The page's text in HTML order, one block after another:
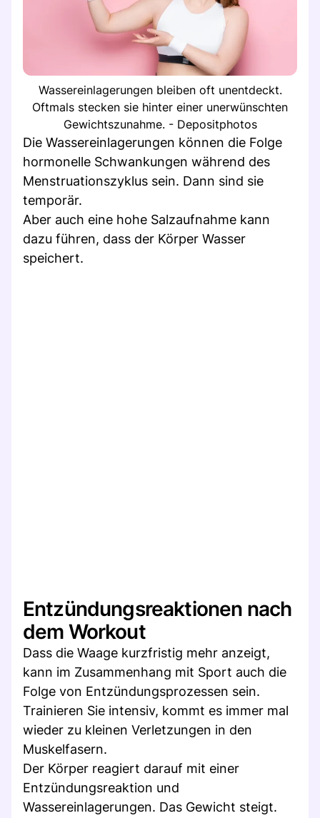
Wassereinlagerungen bleiben oft unentdeckt.
Oftmals stecken sie hinter einer unerwünschten
Gewichtszunahme. - Depositphotos
Die Wassereinlagerungen können die Folge
hormonelle Schwankungen während des
Menstruationszyklus sein. Dann sind sie
temporär.
Aber auch eine hohe Salzaufnahme kann
dazu führen, dass der Körper Wasser
speichert.
Entzündungsreaktionen nach
dem Workout
Dass die Waage kurzfristig mehr anzeigt,
kann im Zusammenhang mit Sport auch die
Folge von Entzündungsprozessen sein.
Trainieren Sie intensiv, kommt es immer mal
wieder zu kleinen Verletzungen in den
Muskelfasern.
Der Körper reagiert darauf mit einer
Entzündungsreaktion und
Wassereinlagerungen. Das Gewicht steigt.